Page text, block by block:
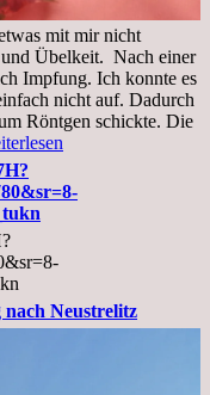
mit mir nicht
Übelkeit. Nach einer
Impfung. Ich konnte es
nicht auf. Dadurch
Röntgen schickte. Die
nach Neustrelitz